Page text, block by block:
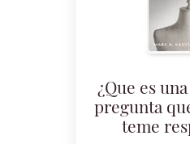
¿Que es
pregunta
teme